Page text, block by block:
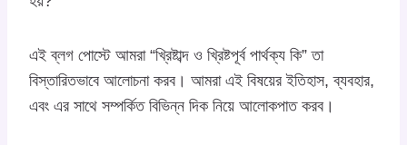
এই ব্লগ পোস্টে আমরা “খ্রিষ্টাব্দ ও খ্রিষ্টপূর্ব পার্থক্য কি” তা
বিস্তারিতভাবে আলোচনা করব। আমরা এই বিষয়ের ইতিহাস, ব্যবহার,
এবং এর সাথে সম্পর্কিত বিভিন্ন দিক নিয়ে আলোকপাত করব।